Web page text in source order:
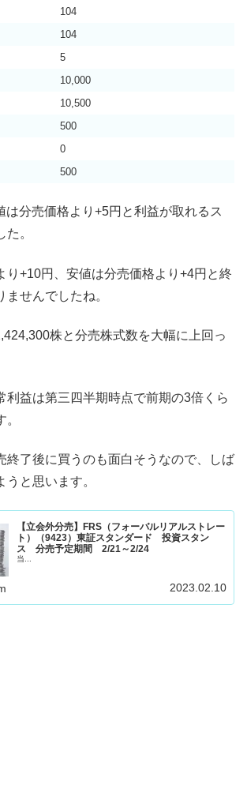
104
104
5
10,000
10,500
500
0
500
は分売価格より+5円と利益が取れるス
。
り+10円、安値は分売価格より+4円と終
ませんでしたね。
株と分売株式数を大幅に上回っ
利益は第三四半期時点で前期の3倍くら
終了後に買うのも面白そうなので、しば
うと思います。
【立会外分売】FRS（フォーバルリアルストレー
ト）（9423）東証スタンダード 投資スタン
ス 分売予定期間 2/21～2/24
当...
2023.02.10